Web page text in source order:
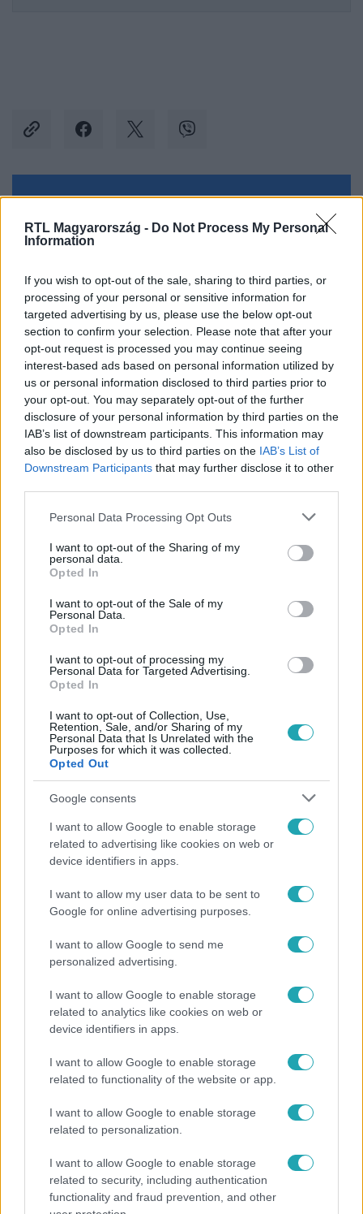
RTL Magyarország - Do Not Process My Personal
Information
If you wish to opt-out of the sale, sharing to third parties, or
processing of your personal or sensitive information for
targeted advertising by us, please use the below opt-out
section to confirm your selection. Please note that after your
opt-out request is processed you may continue seeing
interest-based ads based on personal information utilized by
us or personal information disclosed to third parties prior to
your opt-out. You may separately opt-out of the further
disclosure of your personal information by third parties on the
IAB’s list of downstream participants. This information may
also be disclosed by us to third parties on the IAB’s List of
Downstream Participants that may further disclose it to other
Please note that this website/app uses one or more Google
not limited to your visit or usage behaviour. You may click to
grant or deny consent to Google and its third-party tags to
use your data for below specified purposes in below Google
consent section.
Personal Data Processing Opt Outs
I want to opt-out of the Sharing of my
personal data.
Opted In
I want to opt-out of the Sale of my
Personal Data.
Opted In
I want to opt-out of processing my
Personal Data for Targeted Advertising.
Opted In
I want to opt-out of Collection, Use,
Retention, Sale, and/or Sharing of my
Personal Data that Is Unrelated with the
Purposes for which it was collected.
Opted Out
Google consents
I want to allow Google to enable storage
related to advertising like cookies on web or
device identifiers in apps.
I want to allow my user data to be sent to
Google for online advertising purposes.
I want to allow Google to send me
personalized advertising.
I want to allow Google to enable storage
related to analytics like cookies on web or
device identifiers in apps.
I want to allow Google to enable storage
related to functionality of the website or app.
I want to allow Google to enable storage
related to personalization.
I want to allow Google to enable storage
related to security, including authentication
functionality and fraud prevention, and other
Facebookon is!
# ANYÁK NAPJA KÖSZÖNTÉS
#SZABÓ ZSÓFI #NÁDAI ANIKÓ #ISTENES BENCE
#CSOBOT ADÉL #DANICS DÓRA #BACH SZILVIA
RTL
Népszerű
Átvonul a hidegfront az országon – így alakul a
hőmérséklet a hét második felében
Életmód
értékét is csökkentheti